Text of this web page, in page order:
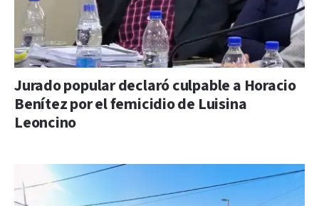
Jurado popular declaró culpable a Horacio
Benítez por el femicidio de Luisina
Leoncino